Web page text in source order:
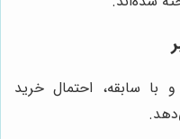
با سابقه، احتمال خرید